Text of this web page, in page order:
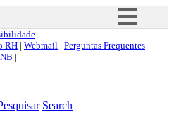
Simplifique!
Acesso à informação
RH | Webmail | Perguntas Frequentes
|
Search